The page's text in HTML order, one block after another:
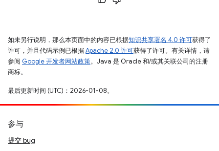
如未另行说明，那么本页面中的内容已根据知识共享署名 4.0 许可获得了
许可，并且代码示例已根据Apache 2.0 许可获得了许可。有关详情，请
参阅 Google 开发者网站政策。Java 是 Oracle 和/或其关联公司的注册
商标。
最后更新时间 (UTC)：2026-01-08。
参与
提交 bug